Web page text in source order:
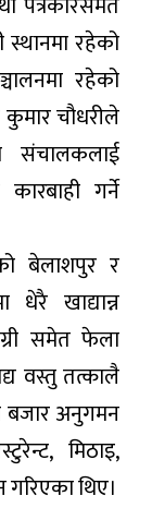
रहेको
रहेको
चौधरीले
संचालकलाई
गर्ने
बेलाशपुर र
खाद्यान्न
समेत फेला
वस्तु तत्कालै
बजार अनुगमन
मिठाइ,
थिए।